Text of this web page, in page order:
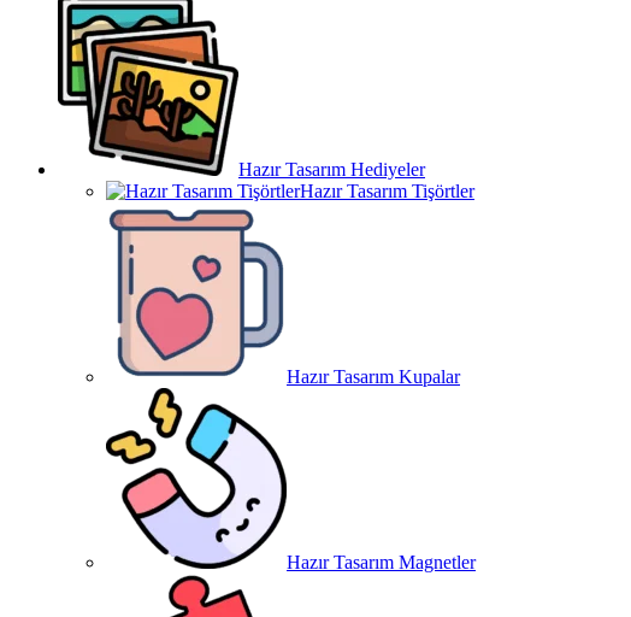
Hazır Tasarım Hediyeler
Hazır Tasarım Tişörtler
Hazır Tasarım Kupalar
Hazır Tasarım Magnetler